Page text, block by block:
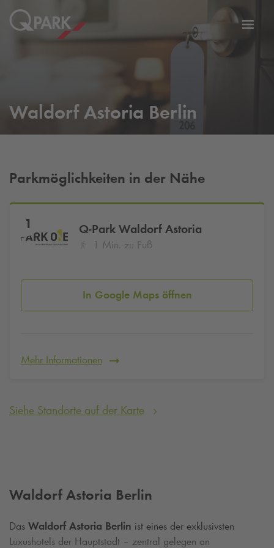
Zur
Waldorf Astoria Berlin
Parkmöglichkeiten in der Nähe
1 Q-Park Waldorf Astoria
1 Min. zu Fuß
In Google Maps öffnen
Mehr Informationen
Siehe Standorte auf der Karte
Waldorf Astoria Berlin
Das Waldorf Astoria Berlin ist eines der exklusivsten
Luxushotels der Hauptstadt – zentral gelegen an